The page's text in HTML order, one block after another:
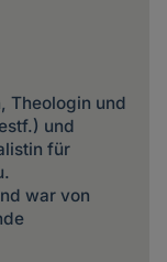
Theologin und
und
für
war von